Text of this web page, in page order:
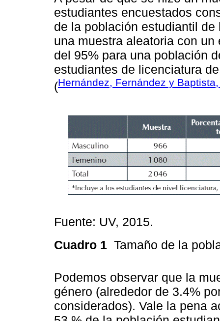
estudiantes encuestados
de la población estudiantil
una muestra aleatoria con
del 95% para una población
estudiantes de licenciatura
(Hernández, Fernández y
Fuente: UV, 2015.
Cuadro 1 Tamaño de la
Podemos observar que la
género (alrededor de 3.4%
considerados). Vale la pena